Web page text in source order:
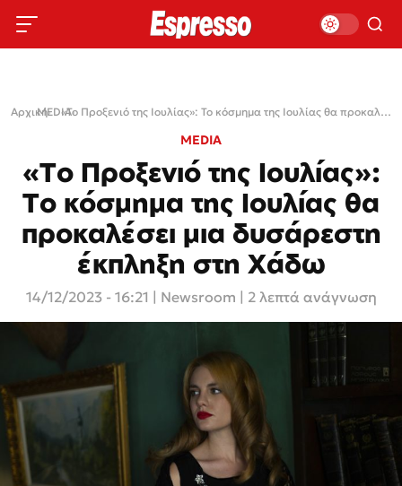
Αρχική›
MEDIA› «Το Προξενιό της Ιουλίας»: Το κόσμημα της Ιουλίας θα προκαλέσει μια δυσάρεστη έκπληξη στη Χάδω
MEDIA
«Το Προξενιό της Ιουλίας»:
Το κόσμημα της Ιουλίας θα
προκαλέσει μια δυσάρεστη
έκπληξη στη Χάδω
14/12/2023 - 16:21 Newsroom | 2 λεπτά ανάγνωση